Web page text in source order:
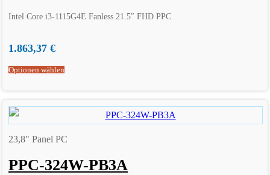
Intel Core i3-1115G4E Fanless 21.5″ FHD PPC
1.863,37 €
Optionen wählen
23,8" Panel PC
PPC-324W-PB3A